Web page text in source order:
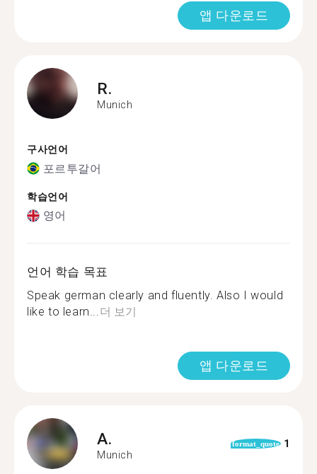
앱 다운로드
R.
Munich
구사언어
포르투갈어
학습언어
영어
언어 학습 목표
Speak german clearly and fluently. Also I would
like to learn...더 보기
앱 다운로드
A.
Munich
format_quote 1